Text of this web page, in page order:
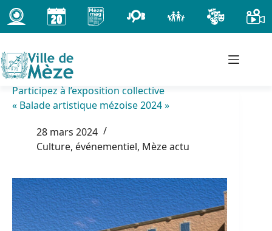
Passer
au
contenu
Participez à l’exposition collective
« Balade artistique mézoise 2024 »
28 mars 2024
Culture, événementiel, Mèze actu